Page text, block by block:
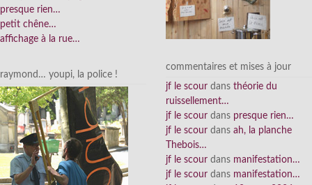
presque rien…
petit chêne…
affichage à la rue…
raymond… youpi, la police !
commentaires et mises à jour
jf le scour dans théorie du
ruissellement…
jf le scour dans presque rien…
jf le scour dans ah, la planche
Thebois…
jf le scour dans manifestation…
jf le scour dans manifestation…